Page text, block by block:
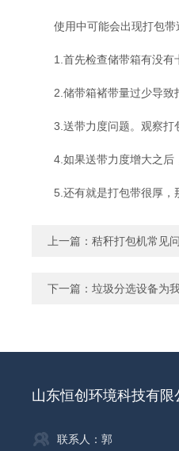
使用中可能会出现打包带
1.首先检查储带箱有没有卡
2.储带箱褚带量过少导致
3.送带力度问题。观察打包
4.如果送带力度增大之后，
5.还有就是打包带很厚，那
上一篇： 秸秆打包机常见
下一篇： 垃圾分选设备为
山东恒创环境科技有限
联系人：郭